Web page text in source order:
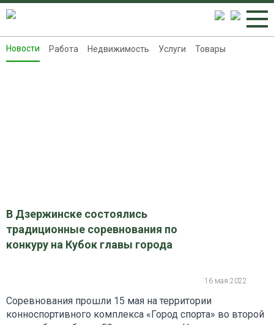
Новости
Новости Работа Недвижимость Услуги Товары
В Дзержинске состоялись
традиционные соревнования по
конкуру на Кубок главы города
16 мая 2022
Соревнования прошли 15 мая на территории
конноспортивного комплекса «Город спорта» во второй